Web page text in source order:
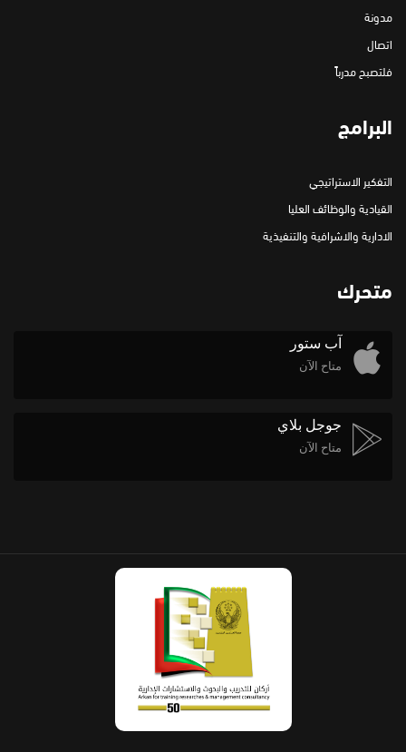
مدونة
اتصال
فلتصبح مدرباً
البرامج
التفكير الاستراتيجي
القيادية والوظائف العليا
الادارية والاشرافية والتنفيذية
متحرك
آب ستور
متاح الآن
جوجل بلاي
متاح الآن